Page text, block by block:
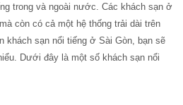
trong và ngoài nước. Các khách sạn ở
còn có cả một hệ thống trải dài trên
khách sạn nổi tiếng ở Sài Gòn, bạn sẽ
Dưới đây là một số khách sạn nổi